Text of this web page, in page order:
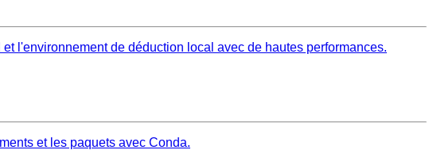
l'environnement de déduction local avec de hautes performances.
et les paquets avec Conda.